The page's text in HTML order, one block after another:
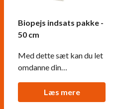
Biopejs indsats pakke -
50 cm
Med dette sæt kan du let
omdanne din
biopejs.Læs mere